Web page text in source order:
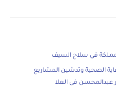
في سلاح السيف
الصحية وتدشين المشاريع
عبدالمحسن في العلا